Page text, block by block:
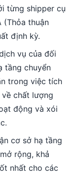
từng shipper cụ
(Thỏa thuận
định kỳ.
vụ của đối
tầng chuyển
trong việc tích
chất lượng
động và xói
cơ sở hạ tầng
rộng, khả
nhất cho các